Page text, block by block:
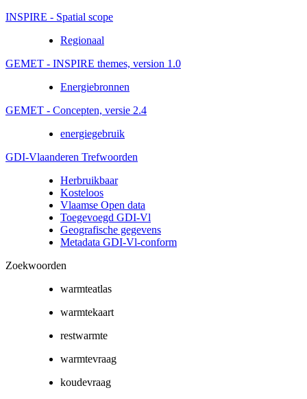
INSPIRE - Spatial scope
Regionaal
GEMET - INSPIRE themes, version 1.0
Energiebronnen
GEMET - Concepten, versie 2.4
energiegebruik
GDI-Vlaanderen Trefwoorden
Herbruikbaar
Kosteloos
Vlaamse Open data
Toegevoegd GDI-Vl
Geografische gegevens
Metadata GDI-Vl-conform
Zoekwoorden
warmteatlas
warmtekaart
restwarmte
warmtevraag
koudevraag